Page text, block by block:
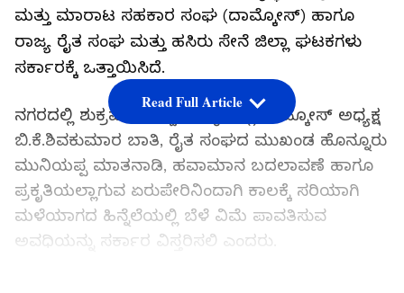
ಮತ್ತು ಮಾರಾಟ ಸಹಕಾರ ಸಂಘ (ದಾಮ್ಕೋಸ್) ಹಾಗೂ
ರಾಜ್ಯ ರೈತ ಸಂಘ ಮತ್ತು ಹಸಿರು ಸೇನೆ ಜಿಲ್ಲಾ ಘಟಕಗಳು
ಸರ್ಕಾರಕ್ಕೆ ಒತ್ತಾಯಿಸಿದೆ.
ನಗರದಲ್ಲಿ ಶುಕ್ರವಾರ ಸುದ್ದಿಗೋಷ್ಠಿಯಲ್ಲಿ ದಾಮ್ಕೋಸ್ ಅಧ್ಯಕ್ಷ
ಬಿ.ಕೆ.ಶಿವಕುಮಾರ ಬಾತಿ, ರೈತ ಸಂಘದ ಮುಖಂಡ ಹೊನ್ನೂರು
ಮುನಿಯಪ್ಪ ಮಾತನಾಡಿ, ಹವಾಮಾನ ಬದಲಾವಣೆ ಹಾಗೂ
ಪ್ರಕೃತಿಯಲ್ಲಾಗುವ ಏರುಪೇರಿನಿಂದಾಗಿ ಕಾಲಕ್ಕೆ ಸರಿಯಾಗಿ
ಮಳೆಯಾಗದ ಹಿನ್ನೆಲೆಯಲ್ಲಿ ಬೆಳೆ ವಿಮೆ ಪಾವತಿಸುವ
ಅವಧಿಯನ್ನು ಸರ್ಕಾರ ವಿಸ್ತರಿಸಲಿ ಎಂದರು.
Read Full Article